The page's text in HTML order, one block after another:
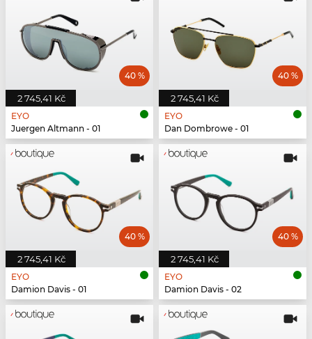
2 745,41 Kč
40 %
EYO
Juergen Altmann - 01
2 745,41 Kč
40 %
EYO
Dan Dombrowe - 01
2 745,41 Kč
40 %
EYO
Damion Davis - 01
2 745,41 Kč
40 %
EYO
Damion Davis - 02